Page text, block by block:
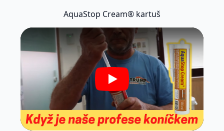
AquaStop Cream® kartuš
Play